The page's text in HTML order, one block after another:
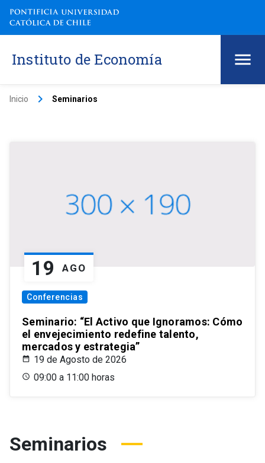
Instituto de Economía
Inicio keyboard_arrow_right Seminarios
19 AGO
Conferencias
Seminario: “El Activo que Ignoramos: Cómo
el envejecimiento redefine talento,
mercados y estrategia”
19 de Agosto de 2026
09:00 a 11:00 horas
Seminarios